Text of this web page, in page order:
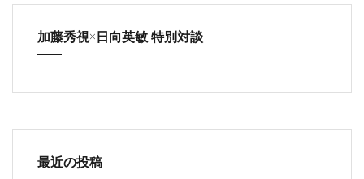
加藤秀視×日向英敏 特別対談
最近の投稿